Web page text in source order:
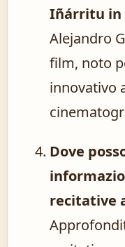
Iñárritu in
Alejandro
film, noto
innovativo
Dove
recitative